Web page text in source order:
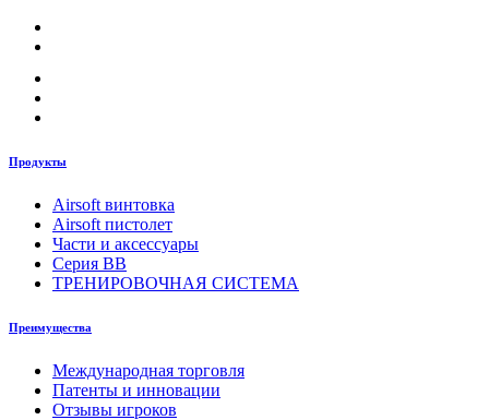
Продукты
Airsoft винтовка
Airsoft пистолет
Части и аксессуары
Серия BB
ТРЕНИРОВОЧНАЯ СИСТЕМА
Преимущества
Международная торговля
Патенты и инновации
Отзывы игроков